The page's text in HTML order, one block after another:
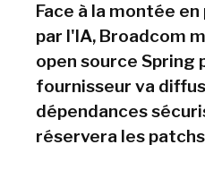
Face à la montée
par l'IA, Broadcom
open source Spring
fournisseur va
dépendances
réservera les